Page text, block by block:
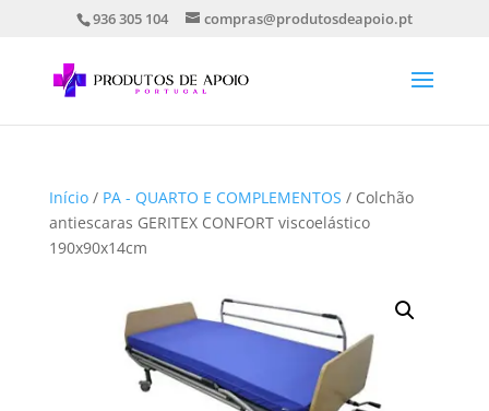
936 305 104 compras@produtosdeapoio.pt
Início/ PA - QUARTO E COMPLEMENTOS / Colchão
antiescaras GERITEX CONFORT viscoelástico
190x90x14cm